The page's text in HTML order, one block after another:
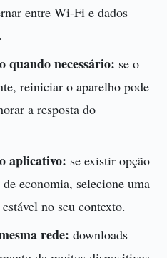
entre Wi-Fi e dados
quando necessário: se o
reiniciar o aparelho pode
a resposta do
aplicativo: se existir opção
economia, selecione uma
no seu contexto.
rede: downloads